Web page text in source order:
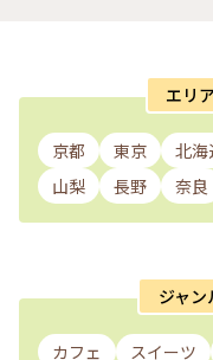
エリ
京都 東京 北海
山梨
長野 奈良
ジャ
カフェ スイーツ